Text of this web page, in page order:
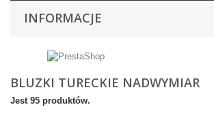
INFORMACJE
BLUZKI TURECKIE NADWYMIAR
Jest 95 produktów.